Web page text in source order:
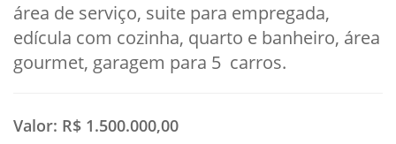
área de serviço, suite para empregada,
edícula com cozinha, quarto e banheiro, área
gourmet, garagem para 5 carros.
Valor: R$ 1.500.000,00